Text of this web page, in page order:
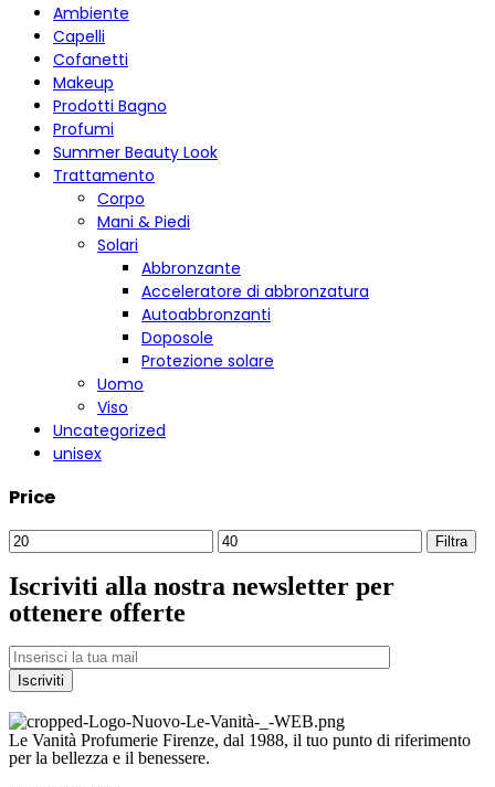
Ambiente
Capelli
Cofanetti
Makeup
Prodotti Bagno
Profumi
Summer Beauty Look
Trattamento
Corpo
Mani & Piedi
Solari
Abbronzante
Acceleratore di abbronzatura
Autoabbronzanti
Doposole
Protezione solare
Uomo
Viso
Uncategorized
unisex
Price
Filtra
Iscriviti alla nostra newsletter per
ottenere offerte
Le Vanità Profumerie Firenze, dal 1988, il tuo punto di riferimento
per la bellezza e il benessere.